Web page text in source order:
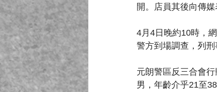
開。店員其後向傳
4月4日晚約10時，
警方到場調查，列
元朗警區反三合會
男，年齡介乎21至